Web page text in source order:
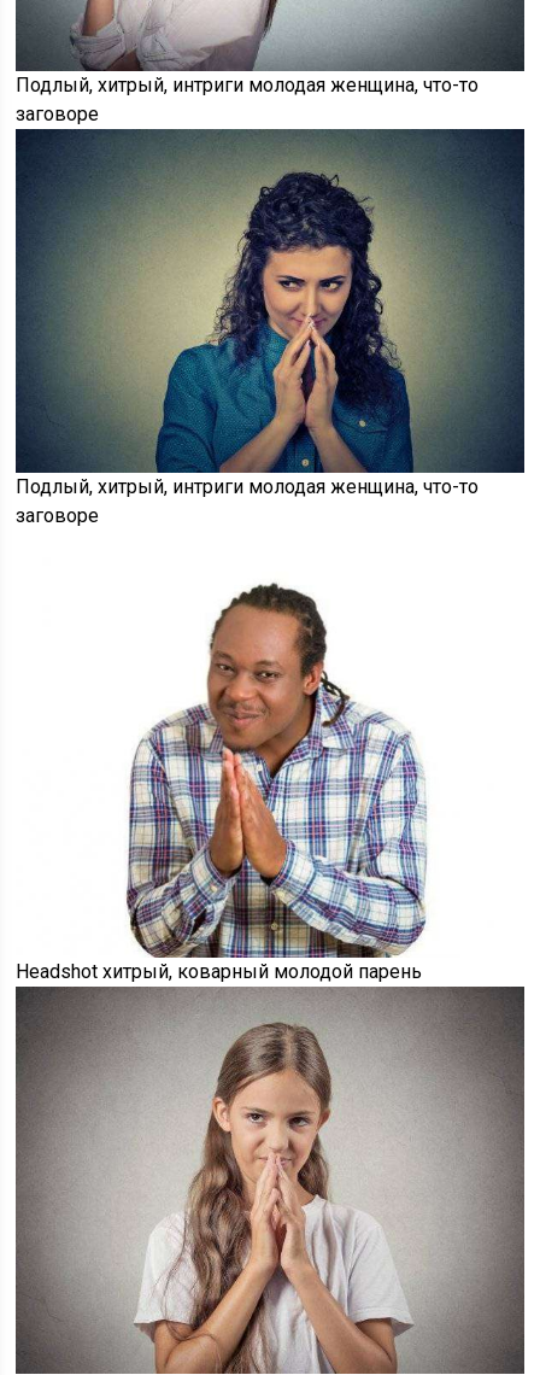
Подлый, хитрый, интриги молодая женщина, что-то
заговоре
Подлый, хитрый, интриги молодая женщина, что-то
заговоре
Headshot хитрый, коварный молодой парень